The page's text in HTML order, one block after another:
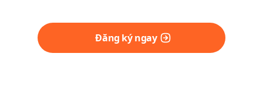
Đăng ký ngay